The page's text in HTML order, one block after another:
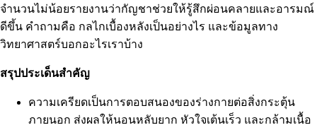
จำนวนไม่น้อยรายงานว่ากัญชาช่วยให้รู้สึกผ่อนคลายและอารมณ์
ดีขึ้น คำถามคือ กลไกเบื้องหลังเป็นอย่างไร และข้อมูลทาง
วิทยาศาสตร์บอกอะไรเราบ้าง
สรุปประเด็นสำคัญ
ความเครียดเป็นการตอบสนองของร่างกายต่อสิ่งกระตุ้น
ภายนอก ส่งผลให้นอนหลับยาก หัวใจเต้นเร็ว และกล้ามเนื้อ